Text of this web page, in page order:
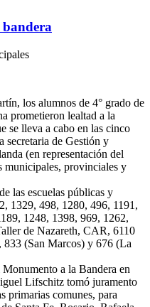
los alumnos de 4° grado de
prometieron lealtad a la
se lleva a cabo en las cinco
secretaria de Gestión y
(en representación del
municipales, provinciales y
las escuelas públicas y
1329, 498, 1280, 496, 1191,
1248, 1398, 969, 1262,
de Nazareth, CAR, 6110
833 (San Marcos) y 676 (La
a la Bandera en
Lifschitz tomó juramento
primarias comunes, para